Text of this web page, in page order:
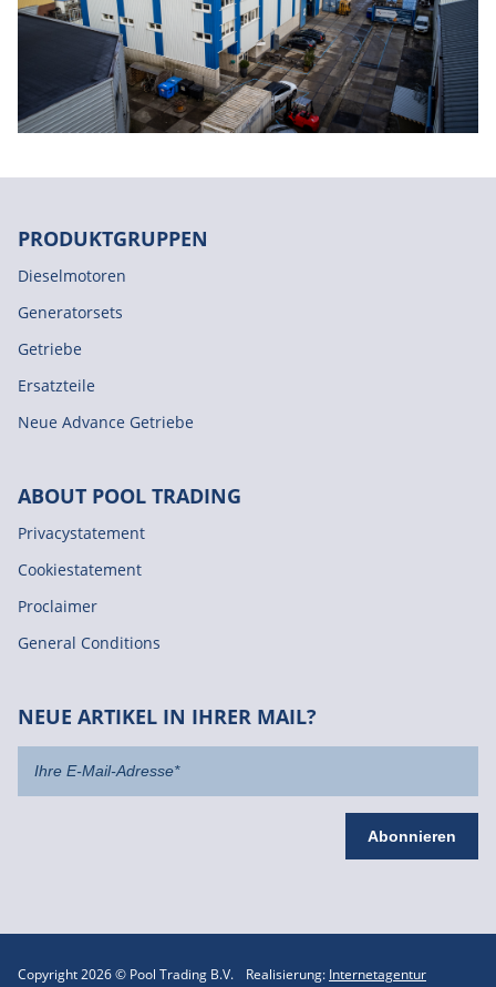
PRODUKTGRUPPEN
Dieselmotoren
Generatorsets
Getriebe
Ersatzteile
Neue Advance Getriebe
ABOUT POOL TRADING
Privacystatement
Cookiestatement
Proclaimer
General Conditions
NEUE ARTIKEL IN IHRER MAIL?
Copyright 2026 © Pool Trading B.V. Realisierung: Internetagentur